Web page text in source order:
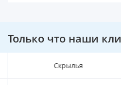
Только что наши
Скрылья